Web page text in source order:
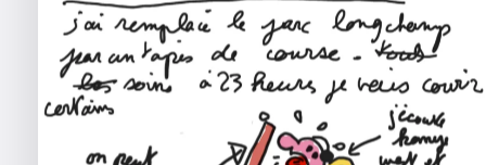
Voir l’image